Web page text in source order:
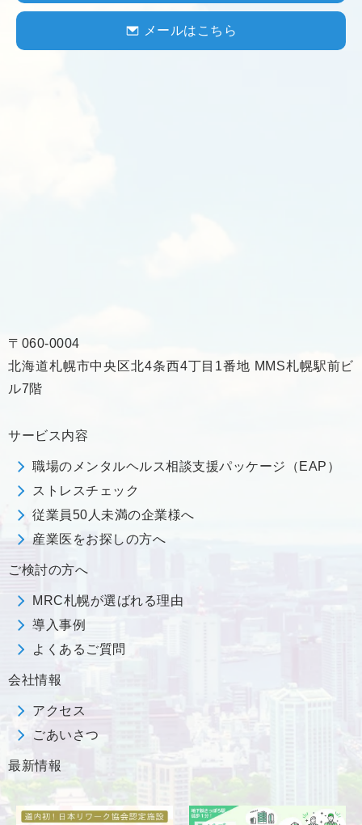
メールはこちら
〒060-0004
北海道札幌市中央区北4条西4丁目1番地 MMS札幌駅前ビ
ル7階
サービス内容
職場のメンタルヘルス相談支援パッケージ（EAP）
ストレスチェック
従業員50人未満の企業様へ
産業医をお探しの方へ
ご検討の方へ
MRC札幌が選ばれる理由
導入事例
よくあるご質問
会社情報
アクセス
ごあいさつ
最新情報